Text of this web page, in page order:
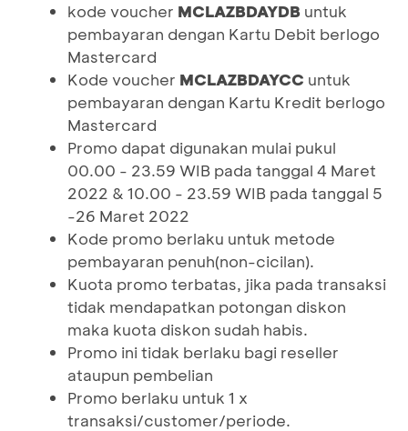
kode voucher MCLAZBDAYDB untuk
pembayaran dengan Kartu Debit berlogo
Mastercard
Kode voucher MCLAZBDAYCC untuk
pembayaran dengan Kartu Kredit berlogo
Mastercard
Promo dapat digunakan mulai pukul
00.00 - 23.59 WIB pada tanggal 4 Maret
2022 & 10.00 - 23.59 WIB pada tanggal 5
-26 Maret 2022
Kode promo berlaku untuk metode
pembayaran penuh(non-cicilan).
Kuota promo terbatas, jika pada transaksi
tidak mendapatkan potongan diskon
maka kuota diskon sudah habis.
Promo ini tidak berlaku bagi reseller
ataupun pembelian
Promo berlaku untuk 1 x
transaksi/customer/periode.